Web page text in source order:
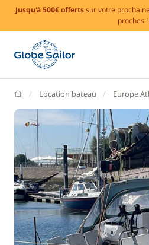
Jusqu'à 500€ offertssur votre
proches !
GlobeSailor
Location bateau Europe